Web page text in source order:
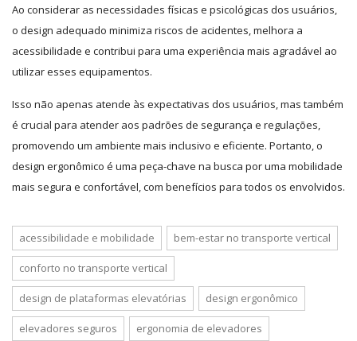
Ao considerar as necessidades físicas e psicológicas dos usuários,
o design adequado minimiza riscos de acidentes, melhora a
acessibilidade e contribui para uma experiência mais agradável ao
utilizar esses equipamentos.
Isso não apenas atende às expectativas dos usuários, mas também
é crucial para atender aos padrões de segurança e regulações,
promovendo um ambiente mais inclusivo e eficiente. Portanto, o
design ergonômico é uma peça-chave na busca por uma mobilidade
mais segura e confortável, com benefícios para todos os envolvidos.
acessibilidade e mobilidade bem-estar no transporte vertical
conforto no transporte vertical
design de plataformas elevatórias design ergonômico
elevadores seguros ergonomia de elevadores